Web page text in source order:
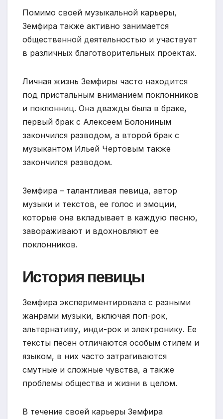
Помимо своей музыкальной карьеры,
Земфира также активно занимается
общественной деятельностью и участвует
в различных благотворительных проектах.
Личная жизнь Земфиры часто находится
под пристальным вниманием поклонников
и поклонниц. Она дважды была в браке,
первый брак с Алексеем Болониным
закончился разводом, а второй брак с
музыкантом Ильей Чертовым также
закончился разводом.
Земфира – талантливая певица, автор
музыки и текстов, ее голос и эмоции,
которые она вкладывает в каждую песню,
завораживают и вдохновляют ее
поклонников.
История певицы
Земфира экспериментировала с разными
жанрами музыки, включая поп-рок,
альтернативу, инди-рок и электронику. Ее
тексты песен отличаются особым стилем и
языком, в них часто затрагиваются
смутные и сложные чувства, а также
проблемы общества и жизни в целом.
В течение своей карьеры Земфира